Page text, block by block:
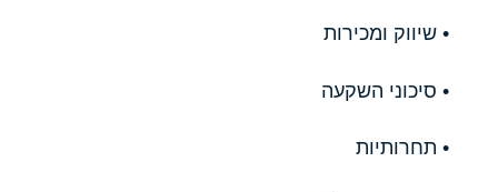
• שיווק ומכירות
• סיכוני השקעה
• תחרותיות